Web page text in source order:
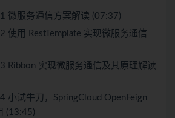
微服务通信方案解读 (07:37)
使用 RestTemplate 实现微服务通信
Ribbon 实现微服务通信及其原理解读
小试牛刀，SpringCloud OpenFeign
(13:45)